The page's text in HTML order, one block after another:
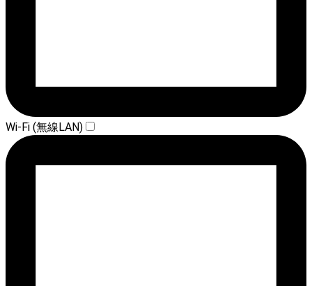
Wi-Fi (無線LAN)